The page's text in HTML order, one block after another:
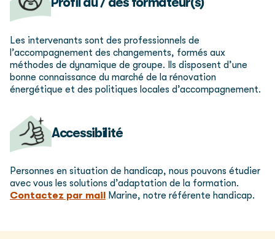
Les intervenants sont des professionnels de
l’accompagnement des changements, formés aux
méthodes de dynamique de groupe. Ils disposent d’une
bonne connaissance du marché de la rénovation
énergétique et des politiques locales d’accompagnement.
Accessibilité
Personnes en situation de handicap, nous pouvons étudier
avec vous les solutions d’adaptation de la formation.
Contactez par mail Marine, notre référente handicap.